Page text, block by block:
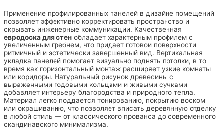
Применение профилированных панелей в дизайне помещений
позволяет эффективно корректировать пространство и
скрывать инженерные коммуникации. Качественная
евродоска для стен обладает характерным профилем с
увеличенным гребнем, что придает готовой поверхности
ритмичный и эстетически завершенный вид. Вертикальная
укладка панелей помогает визуально поднять потолки, в то
время как горизонтальный монтаж расширяет узкие комнаты
или коридоры. Натуральный рисунок древесины с
выраженными годовыми кольцами и живыми сучками
добавляет интерьеру благородства и природного тепла.
Материал легко поддается тонированию, покрытию воском
или окрашиванию, что позволяет вписать деревянную отделку
в любой стиль — от классического прованса до современного
скандинавского минимализма.